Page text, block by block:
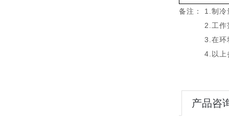
备注： 1.制
2.工作范围
3.在环境温
4.以上参数
产品咨